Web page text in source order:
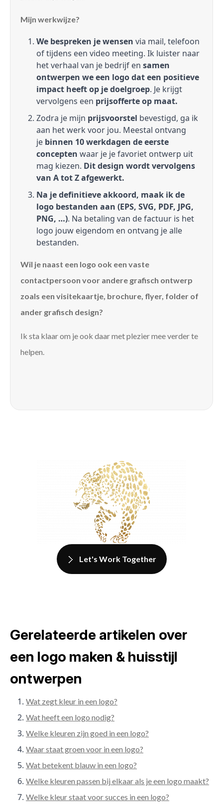
Mijn werkwijze?
We bespreken je wensen via mail, telefoon
of tijdens een video meeting. Ik luister naar
het verhaal van je bedrijf en samen
ontwerpen we een logo dat een positieve
impact heeft op je doelgroep. Je krijgt
vervolgens een prijsofferte op maat.
Zodra je mijn prijsvoorstel bevestigd, ga ik
aan het werk voor jou. Meestal ontvang
je binnen 10 werkdagen de eerste
concepten waar je je favoriet ontwerp uit
mag kiezen. Dit design wordt vervolgens
van A tot Z afgewerkt.
Na je definitieve akkoord, maak ik de
logo bestanden aan (EPS, SVG, PDF, JPG,
PNG, …). Na betaling van de factuur is het
logo jouw eigendom en ontvang je alle
bestanden.
Wil je naast een logo ook een vaste
contactpersoon voor andere grafisch ontwerp
zoals een visitekaartje, brochure, flyer, folder of
ander grafisch design?
Ik sta klaar om je ook daar met plezier mee verder te
helpen.
Let's Work Together
Gerelateerde artikelen over
een logo maken & huisstijl
ontwerpen
Wat zegt kleur in een logo?
Wat heeft een logo nodig?
Welke kleuren zijn goed in een logo?
Waar staat groen voor in een logo?
Wat betekent blauw in een logo?
Welke kleuren passen bij elkaar als je een logo maakt?
Welke kleur staat voor succes in een logo?